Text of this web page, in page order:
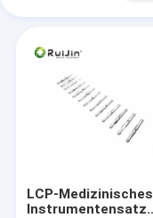
LCP-Medizinisches
Instrumentensatz